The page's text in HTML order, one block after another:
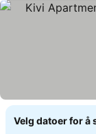
Velg datoer for å